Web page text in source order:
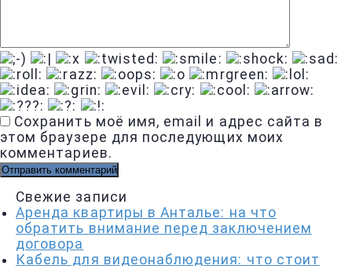
Сохранить моё имя, email и адрес сайта в
этом браузере для последующих моих
комментариев.
Свежие записи
Аренда квартиры в Анталье: на что
обратить внимание перед заключением
договора
Кабель для видеонаблюдения: что стоит